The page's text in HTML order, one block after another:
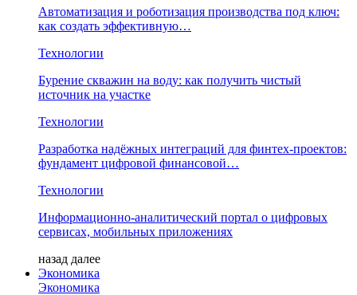
Автоматизация и роботизация производства под ключ:
как создать эффективную…
Технологии
Бурение скважин на воду: как получить чистый
источник на участке
Технологии
Разработка надёжных интеграций для финтех-проектов:
фундамент цифровой финансовой…
Технологии
Информационно-аналитический портал о цифровых
сервисах, мобильных приложениях
назад далее
Экономика
Экономика